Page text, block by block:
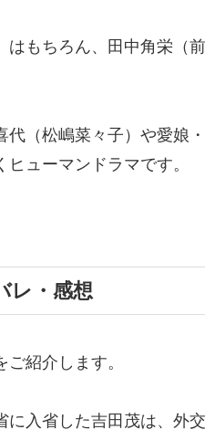
もちろん、田中角栄（
（松嶋菜々子）や愛娘
ューマンドラマです。
レ・感想
紹介します。
入省した吉田茂は、外